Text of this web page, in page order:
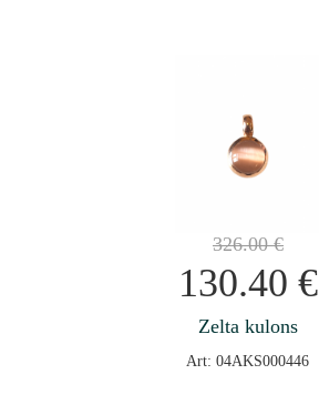
326.00€
130.40 €
Zelta kulons
Art: 04AKS000446